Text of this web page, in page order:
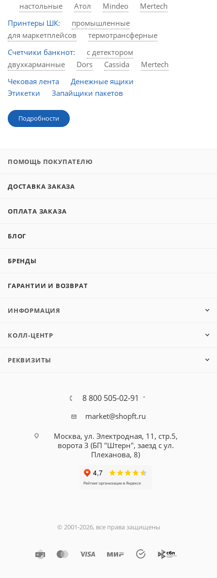
настольные
Атол Mindeo
Mertech
Принтеры ШК:
промышленные
для маркетплейсов
термотрансферные
Счетчики банкнот:
с детектором
двухкарманные
Dors Cassida
Mertech
Чековая лента
Денежные ящики
Этикетки
Запайщики пакетов
Подробности
ПОМОЩЬ ПОКУПАТЕЛЮ
ДОСТАВКА ЗАКАЗА
ОПЛАТА ЗАКАЗА
БЛОГ
БРЕНДЫ
ГАРАНТИИ И ВОЗВРАТ
ИНФОРМАЦИЯ
КОЛЛ-ЦЕНТР
РЕКВИЗИТЫ
8 800 505-02-91
market@shopft.ru
Москва, ул. Электродная, 11, стр.5,
ворота 3 (БП "Штерн", заезд с ул.
Плеханова, 8)
© 2001-2026, все права защищены